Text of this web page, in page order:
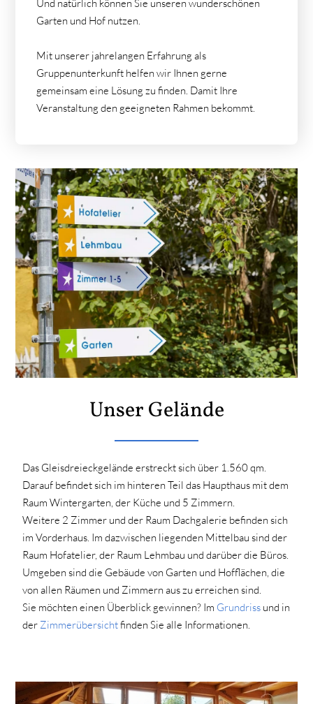
Und natürlich können Sie unseren wunderschönen
Garten und Hof nutzen.
Mit unserer jahrelangen Erfahrung als
Gruppenunterkunft helfen wir Ihnen gerne
gemeinsam eine Lösung zu finden. Damit Ihre
Veranstaltung den geeigneten Rahmen bekommt.
Unser Gelände
Das Gleisdreieckgelände erstreckt sich über 1.560 qm.
Darauf befindet sich im hinteren Teil das Haupthaus mit dem
Raum Wintergarten, der Küche und 5 Zimmern.
Weitere 2 Zimmer und der Raum Dachgalerie befinden sich
im Vorderhaus. Im dazwischen liegenden Mittelbau sind der
Raum Hofatelier, der Raum Lehmbau und darüber die Büros.
Umgeben sind die Gebäude von Garten und Hofflächen, die
von allen Räumen und Zimmern aus zu erreichen sind.
Sie möchten einen Überblick gewinnen? Im Grundriss und in
der Zimmerübersichtfinden Sie alle Informationen.